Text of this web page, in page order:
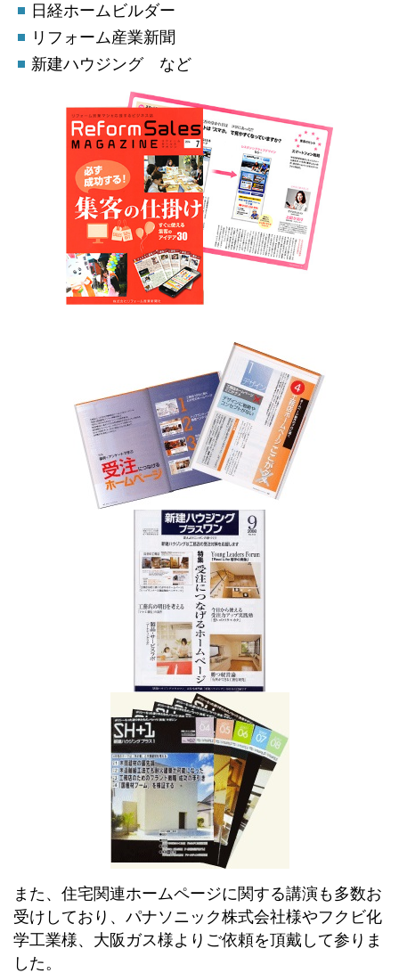
日経ホームビルダー
リフォーム産業新聞
新建ハウジング など
また、住宅関連ホームページに関する講演も多数お
受けしており、パナソニック株式会社様やフクビ化
学工業様、大阪ガス様よりご依頼を頂戴して参りま
した。